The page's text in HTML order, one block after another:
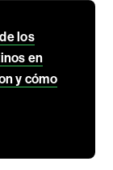
los
en
y cómo